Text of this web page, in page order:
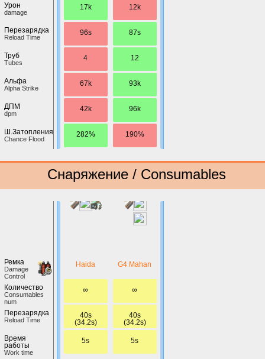
Урон
damage
Перезарядка
Reload Time
Труб
Tubes
Альфа
Alpha Strike
ДПМ
dpm
Ш.Затопления
Chance Flood
17k
96s
4
67k
42k
282%
12k
87s
12
93k
96k
190%
Снаряжение / Consumables
Ремка
Damage
Control
Количество
Сonsumables
num
Перезарядка
Reload Time
Время
работы
Work time
Haida
∞
40s
(34.2s)
5s
G4 Mahan
∞
40s
(34.2s)
5s